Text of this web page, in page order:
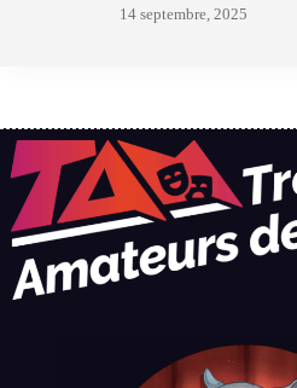
14 septembre, 2025